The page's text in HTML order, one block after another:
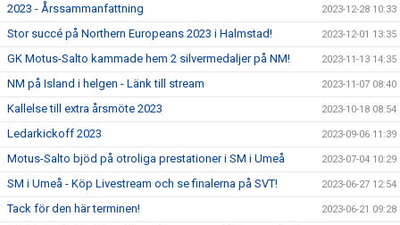
2023 - Årssammanfattning 2023-12-28 10:33
Stor succé på Northern Europeans 2023 i Halmstad! 2023-12-01 13:35
GK Motus-Salto kammade hem 2 silvermedaljer på NM! 2023-11-13 14:35
NM på Island i helgen - Länk till stream 2023-11-07 08:40
Kallelse till extra årsmöte 2023 2023-10-18 08:54
Ledarkickoff 2023 2023-09-06 11:39
Motus-Salto bjöd på otroliga prestationer i SM i Umeå 2023-07-04 10:29
SM i Umeå - Köp Livestream och se finalerna på SVT! 2023-06-27 12:54
Tack för den här terminen! 2023-06-21 09:28